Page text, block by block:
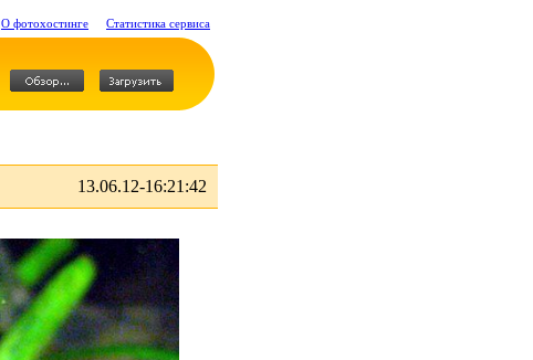
О фотохостинге Статистика сервиса
13.06.12-16:21:42